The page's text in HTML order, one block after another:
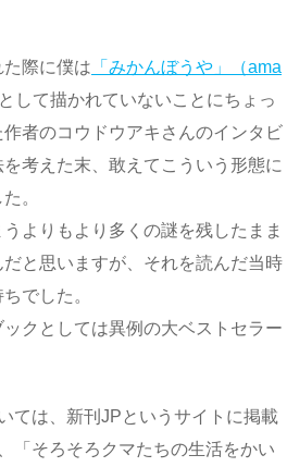
際に僕は 「みかんぼうや」（ama
して描かれていないことにちょっ
者のコウドウアキさんのインタビ
考えた末、敢えてこういう形態に
。
よりもより多くの謎を残したまま
と思いますが、それを読んだ当時
でした。
クとしては異例の大ベストセラー
ては、新刊JPというサイトに掲載
「そろそろクマたちの生活をかい